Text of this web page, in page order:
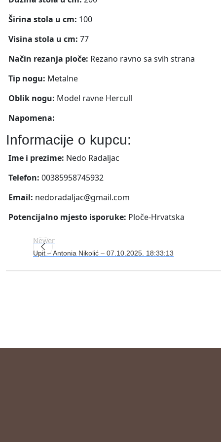
Širina stola u cm: 100
Visina stola u cm: 77
Način rezanja ploče: Rezano ravno sa svih strana
Tip nogu: Metalne
Oblik nogu: Model ravne Hercull
Napomena:
Informacije o kupcu:
Ime i prezime: Nedo Radaljac
Telefon: 00385958745932
Email: nedoradaljac@gmail.com
Potencijalno mjesto isporuke: Ploče-Hrvatska
Newer
Upit – Antonia Nikolić – 07.10.2025. 18:33:13